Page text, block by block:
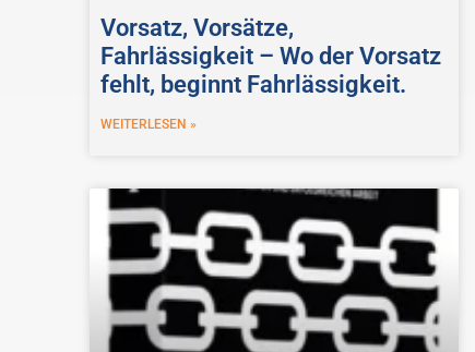
Vorsatz, Vorsätze,
Fahrlässigkeit – Wo der Vorsatz
fehlt, beginnt Fahrlässigkeit.
WEITERLESEN »